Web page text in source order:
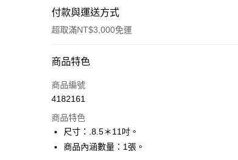
付款與運送方式
超取滿NT$3,000免運
付款方式
信用卡一次付款
LINE Pay
Apple Pay
商品特色
商品編號
4182161
商品特色
尺寸：.8.5＊11吋。
商品內涵數量：1張。